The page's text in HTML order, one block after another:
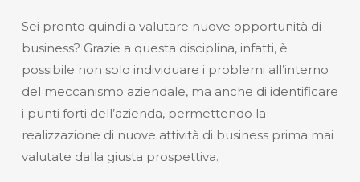
Sei pronto quindi a valutare nuove opportunità di
business? Grazie a questa disciplina, infatti, è
possibile non solo individuare i problemi all’interno
del meccanismo aziendale, ma anche di identificare
i punti forti dell’azienda, permettendo la
realizzazione di nuove attività di business prima mai
valutate dalla giusta prospettiva.